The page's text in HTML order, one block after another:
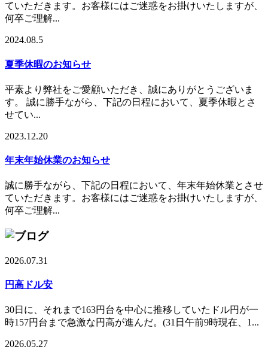
ていただきます。お客様にはご迷惑をお掛けいたしますが、
何卒ご理解...
2024.08.5
夏季休暇のお知らせ
平素より弊社をご愛顧いただき、誠にありがとうございま
す。 誠に勝手ながら、下記の日程において、夏季休暇とさ
せてい...
2023.12.20
年末年始休業のお知らせ
誠に勝手ながら、下記の日程において、年末年始休業とさせ
ていただきます。お客様にはご迷惑をお掛けいたしますが、
何卒ご理解...
2026.07.31
円高ドル安
30日に、それまで163円台を中心に推移していたドル円が一
時157円台まで急激な円高が進んだ。(31日午前9時現在、1...
2026.05.27